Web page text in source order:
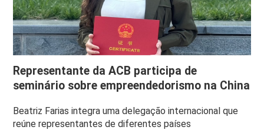
Representante da ACB participa de
seminário sobre empreendedorismo na China
Beatriz Farias integra uma delegação internacional que
reúne representantes de diferentes países